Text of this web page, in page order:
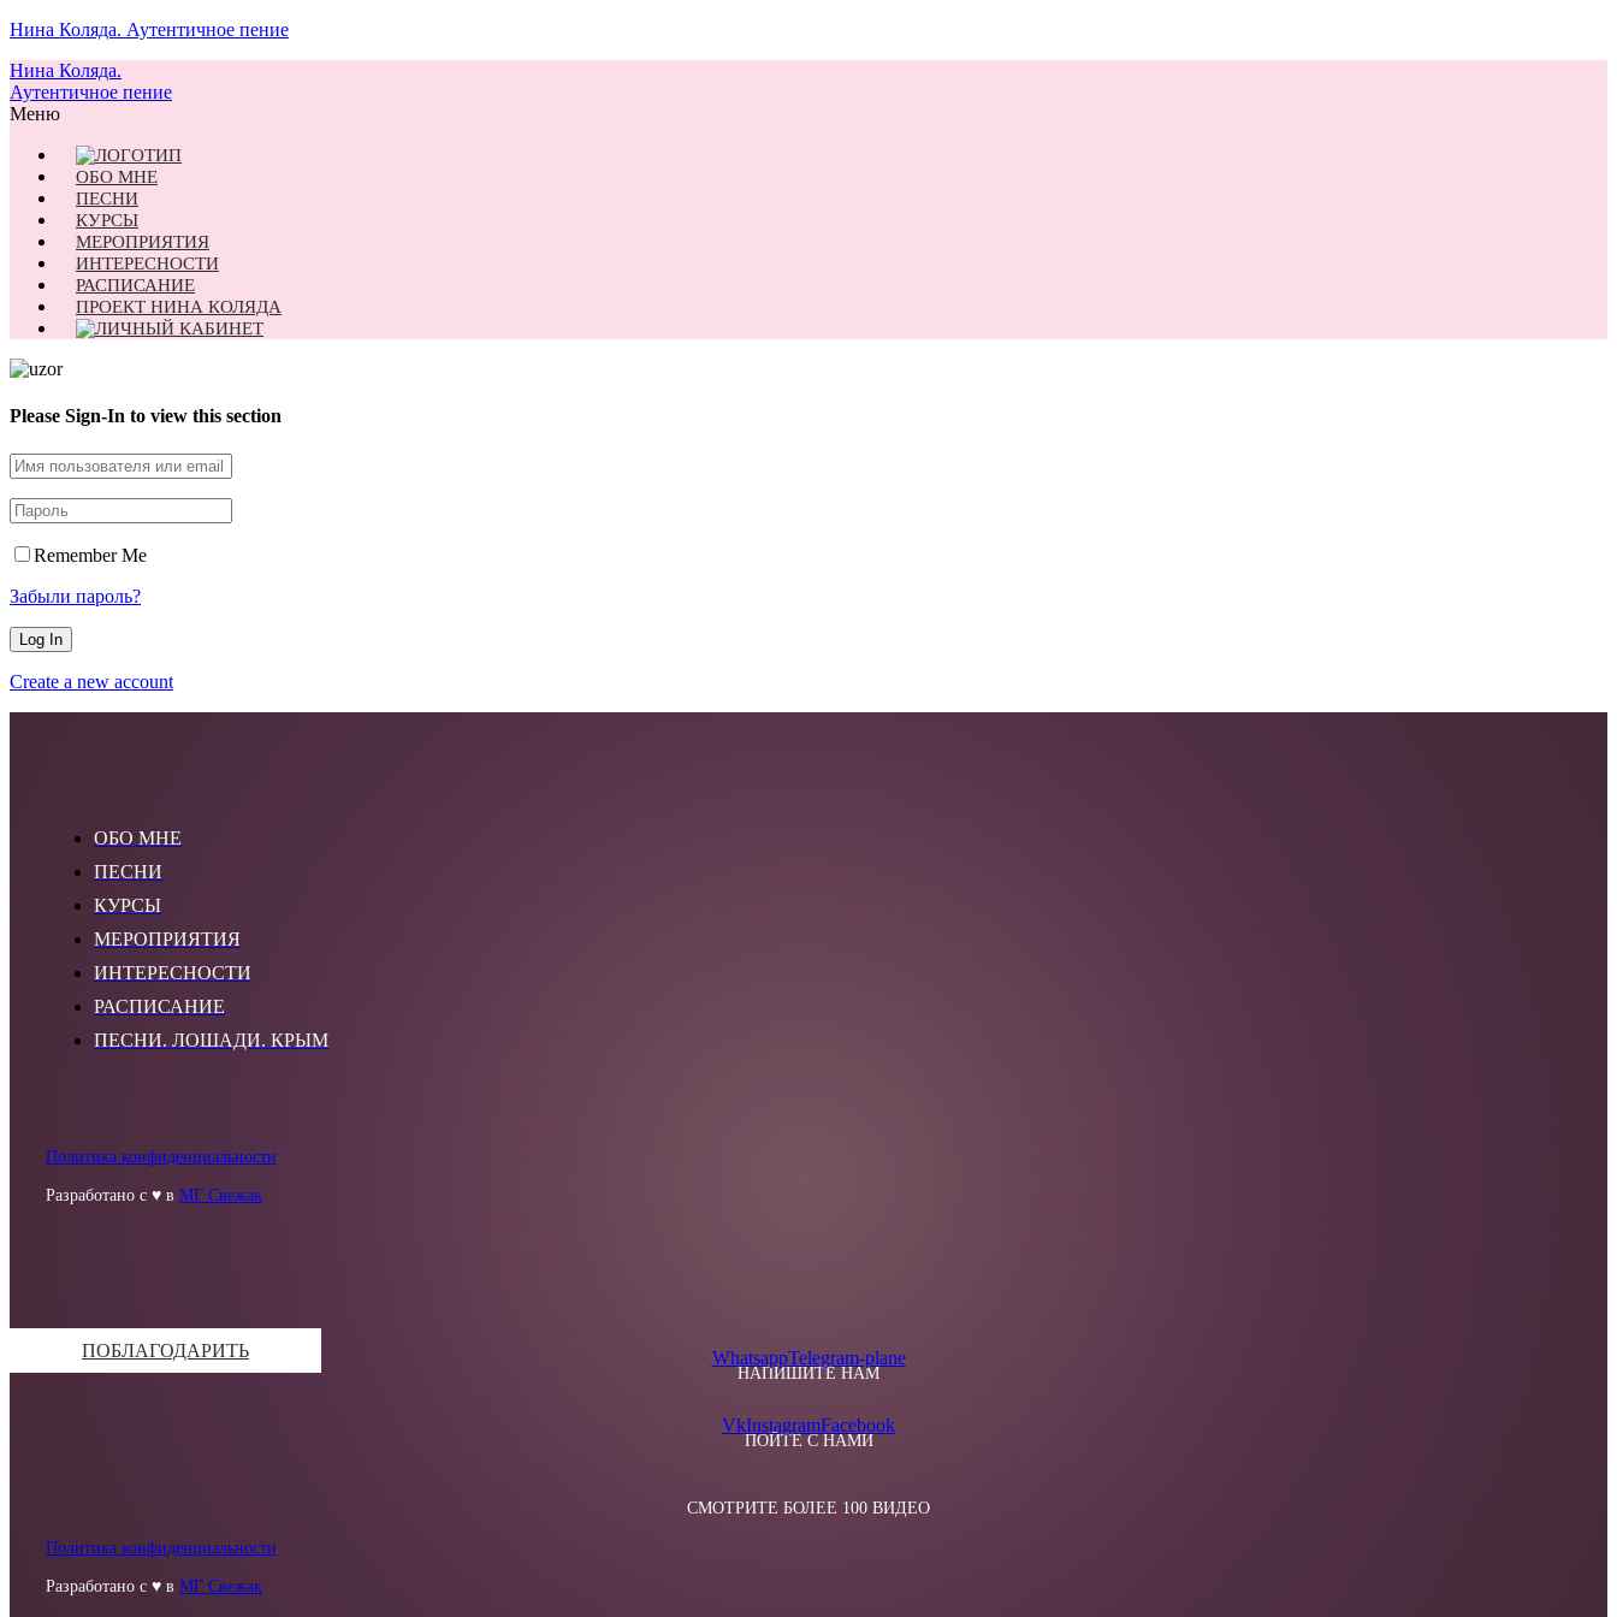
Нина Коляда. Аутентичное пение
Нина Коляда.
Аутентичное пение
Меню
ОБО МНЕ
ПЕСНИ
КУРСЫ
МЕРОПРИЯТИЯ
ИНТЕРЕСНОСТИ
РАСПИСАНИЕ
ПРОЕКТ НИНА КОЛЯДА
Please Sign-In to view this section
Remember Me
Забыли пароль?
Create a new account
ОБО МНЕ
ПЕСНИ
КУРСЫ
МЕРОПРИЯТИЯ
ИНТЕРЕСНОСТИ
РАСПИСАНИЕ
ПЕСНИ. ЛОШАДИ. КРЫМ
Политика конфиденциальности
Разработано с ♥ в МГ Свежак
ПОБЛАГОДАРИТЬ
НАПИШИТЕ НАМ
WhatsappTelegram-plane
ПОЙТЕ С НАМИ
VkInstagramFacebook
СМОТРИТЕ БОЛЕЕ 100 ВИДЕО
Политика конфиденциальности
Разработано с ♥ в МГ Свежак